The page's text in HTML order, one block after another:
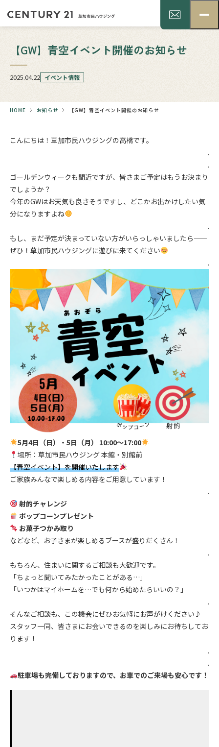
【GW】青空イベント開催のお知らせ
2025.04.22 イベント情報
HOME お知らせ 【GW】青空イベント開催のお知らせ
こんにちは！草加市民ハウジングの高橋です。
.
.
ゴールデンウィークも間近ですが、皆さまご予定はもうお決まり
でしょうか？
今年のGWはお天気も良さそうですし、どこかお出かけしたい気
分になりますよね
.
もし、まだ予定が決まっていない方がいらっしゃいましたら――
ぜひ！草加市民ハウジングに遊びに来てください
.
5月4日（日）・5日（月） 10:00～17:00
場所：草加市民ハウジング 本館・別館前
【青空イベント】を開催いたします
ご家族みんなで楽しめる内容をご用意しています！
.
射的チャレンジ
ポップコーンプレゼント
お菓子つかみ取り
などなど、お子さまが楽しめるブースが盛りだくさん！
.
もちろん、住まいに関するご相談も大歓迎です。
「ちょっと聞いてみたかったことがある…」
「いつかはマイホームを…でも何から始めたらいいの？」
.
そんなご相談も、この機会にぜひお気軽にお声がけください♪
スタッフ一同、皆さまにお会いできるのを楽しみにお待ちしてお
ります！
.
.
駐車場も完備しておりますので、お車でのご来場も安心です！